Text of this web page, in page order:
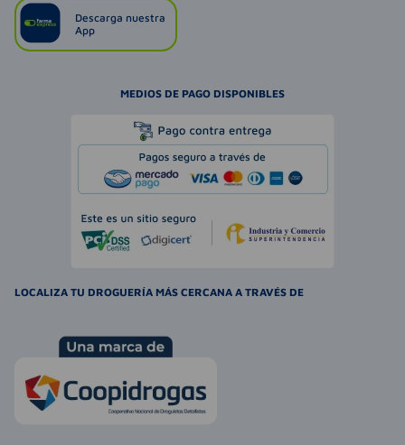
Descarga nuestra
App
MEDIOS DE PAGO DISPONIBLES
LOCALIZA TU DROGUERÍA MÁS CERCANA A TRAVÉS DE